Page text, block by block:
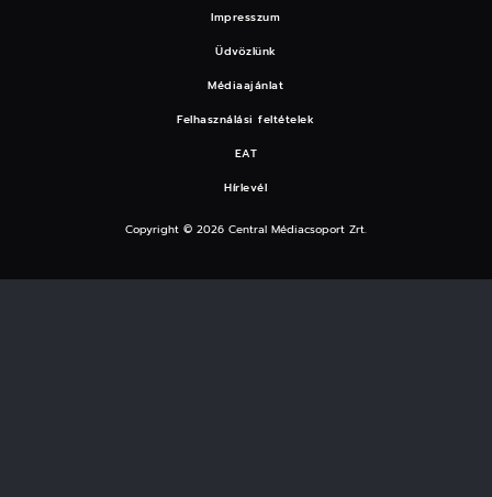
Impresszum
Üdvözlünk
Médiaajánlat
Felhasználási feltételek
EAT
Hírlevél
Copyright © 2026 Central Médiacsoport Zrt.